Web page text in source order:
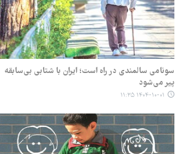
سونامی سالمندی در راه است؛ ایران با شتابی بی‌سابقه
پیر می‌شود
۱۴۰۴-۱۰-۰۱ ۱۱:۳۵